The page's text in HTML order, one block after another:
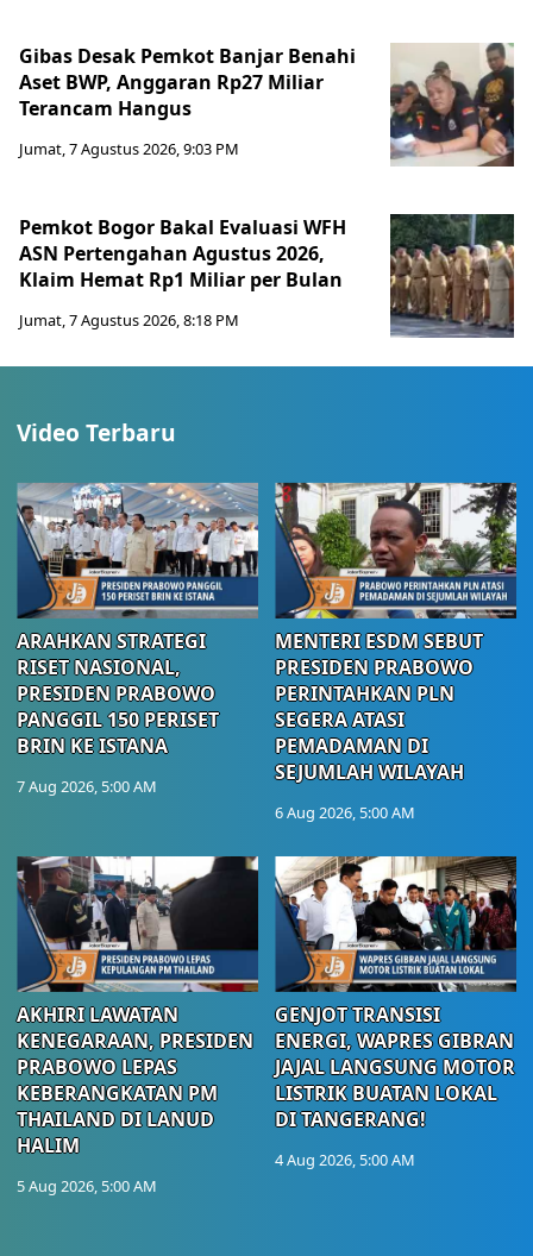
Gibas Desak Pemkot Banjar Benahi
Aset BWP, Anggaran Rp27 Miliar
Terancam Hangus
Jumat, 7 Agustus 2026, 9:03 PM
Pemkot Bogor Bakal Evaluasi WFH
ASN Pertengahan Agustus 2026,
Klaim Hemat Rp1 Miliar per Bulan
Jumat, 7 Agustus 2026, 8:18 PM
Video Terbaru
ARAHKAN STRATEGI
RISET NASIONAL,
PRESIDEN PRABOWO
PANGGIL 150 PERISET
BRIN KE ISTANA
7 Aug 2026, 5:00 AM
MENTERI ESDM SEBUT
PRESIDEN PRABOWO
PERINTAHKAN PLN
SEGERA ATASI
PEMADAMAN DI
SEJUMLAH WILAYAH
6 Aug 2026, 5:00 AM
AKHIRI LAWATAN
KENEGARAAN, PRESIDEN
PRABOWO LEPAS
KEBERANGKATAN PM
THAILAND DI LANUD
HALIM
5 Aug 2026, 5:00 AM
GENJOT TRANSISI
ENERGI, WAPRES GIBRAN
JAJAL LANGSUNG MOTOR
LISTRIK BUATAN LOKAL
DI TANGERANG!
4 Aug 2026, 5:00 AM